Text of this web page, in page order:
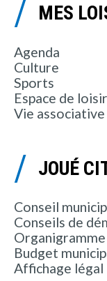
MES
Agenda
Culture
Sports
Espace de
Vie associative
JOUÉ
Conseil
Conseils de
Budget
Affichage légal